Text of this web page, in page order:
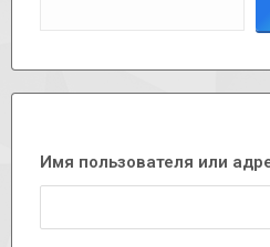
Имя пользователя или